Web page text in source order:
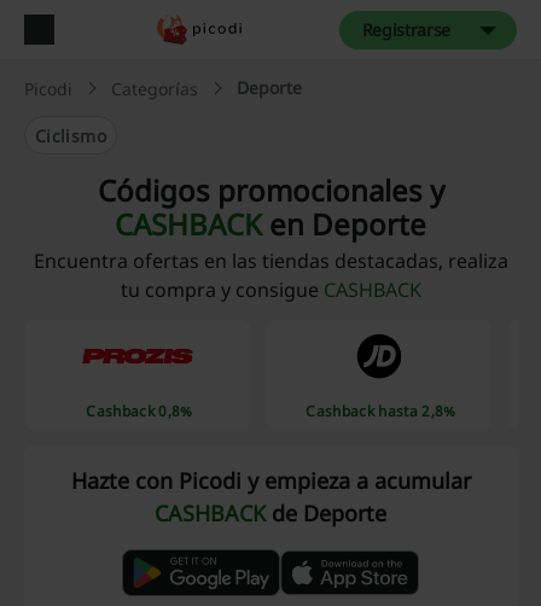
Registrarse
Picodi Categorías Deporte
Ciclismo
Códigos promocionales y
CASHBACKen Deporte
Encuentra ofertas en las tiendas destacadas, realiza
tu compra y consigue CASHBACK
Cashback 0,8% Cashback hasta 2,8%
Hazte con Picodi y empieza a acumular
CASHBACKde Deporte